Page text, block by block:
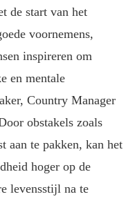
de start van het
voornemens,
inspireren om
en mentale
Country Manager
obstakels zoals
aan te pakken, kan het
hoger op de
levensstijl na te